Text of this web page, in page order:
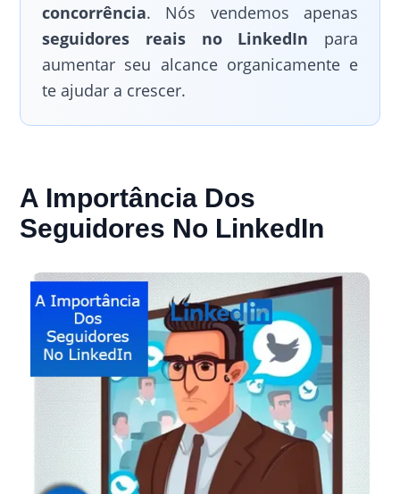
concorrência. Nós vendemos apenas
seguidores reais no LinkedIn para
aumentar seu alcance organicamente e
te ajudar a crescer.
A Importância Dos
Seguidores No LinkedIn